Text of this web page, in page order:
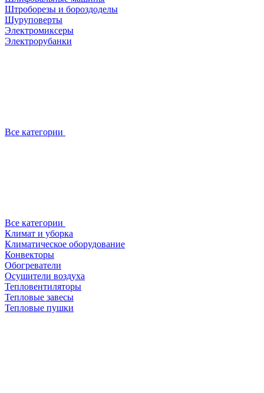
Штроборезы и бороздоделы
Шуруповерты
Электромиксеры
Электрорубанки
Все категории
Все категории
Климат и уборка
Климатическое оборудование
Конвекторы
Обогреватели
Осушители воздуха
Тепловентиляторы
Тепловые завесы
Тепловые пушки